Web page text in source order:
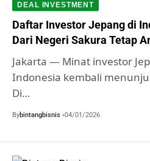
DEAL INVESTMENT
Daftar Investor Jepang di
Dari Negeri Sakura Tetap
Jakarta — Minat investor
Indonesia kembali
Di…
Bybintangbisnis 04/01/2026